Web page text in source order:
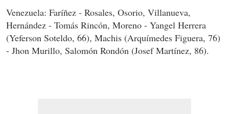
Venezuela: Faríñez - Rosales, Osorio, Villanueva,
Hernández - Tomás Rincón, Moreno - Yangel Herrera
(Yeferson Soteldo, 66), Machis (Arquímedes Figuera, 76)
- Jhon Murillo, Salomón Rondón (Josef Martínez, 86).